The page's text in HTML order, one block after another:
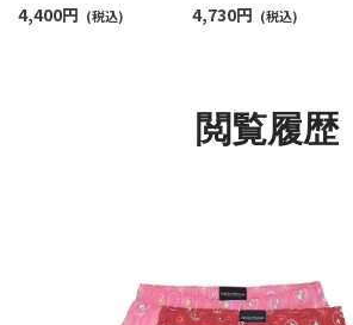
トン ウーブン トランク
4,400円 (税込)
ーブン トランクス
4,730円 (税込)
閲覧履歴